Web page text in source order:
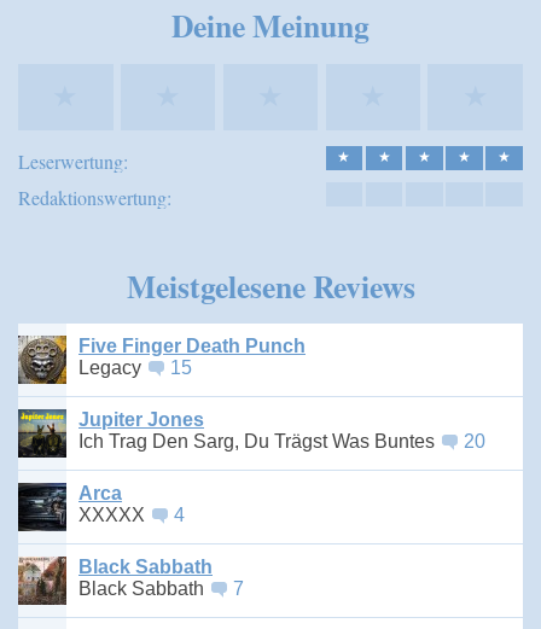
Deine Meinung
Leserwertung: ★ ★ ★ ★ ★
Redaktionswertung:
Meistgelesene Reviews
Five Finger Death Punch
Legacy
15
Jupiter Jones
Ich Trag Den Sarg, Du Trägst Was Buntes
20
Arca
XXXXX
4
Black Sabbath
Black Sabbath
7